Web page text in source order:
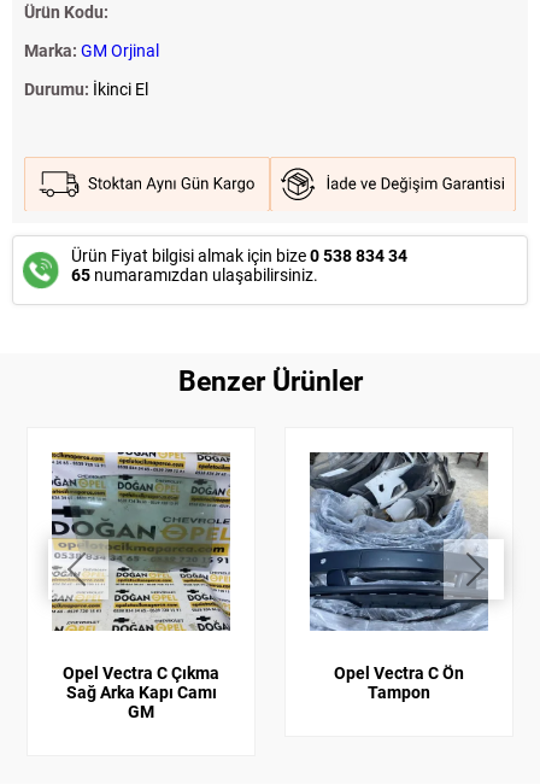
Ürün Kodu:
Marka: GM Orjinal
Durumu: İkinci El
Ürün Fiyat bilgisi almak için bize0 538 834 34
65 numaramızdan ulaşabilirsiniz.
Benzer Ürünler
Opel Vectra C Çıkma
Sağ Arka Kapı Camı
GM
Opel Vectra C Ön
Tampon